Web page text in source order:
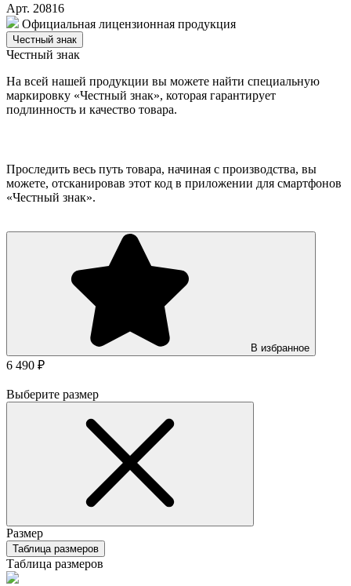
Арт. 20816
Официальная лицензионная продукция
Честный знак
Честный знак
На всей нашей продукции вы можете найти специальную
маркировку «Честный знак», которая гарантирует
подлинность и качество товара.
Проследить весь путь товара, начиная с производства, вы
можете, отсканировав этот код в приложении для смартфонов
«Честный знак».
В избранное
6 490 ₽
Выберите размер
Размер
Таблица размеров
Таблица размеров